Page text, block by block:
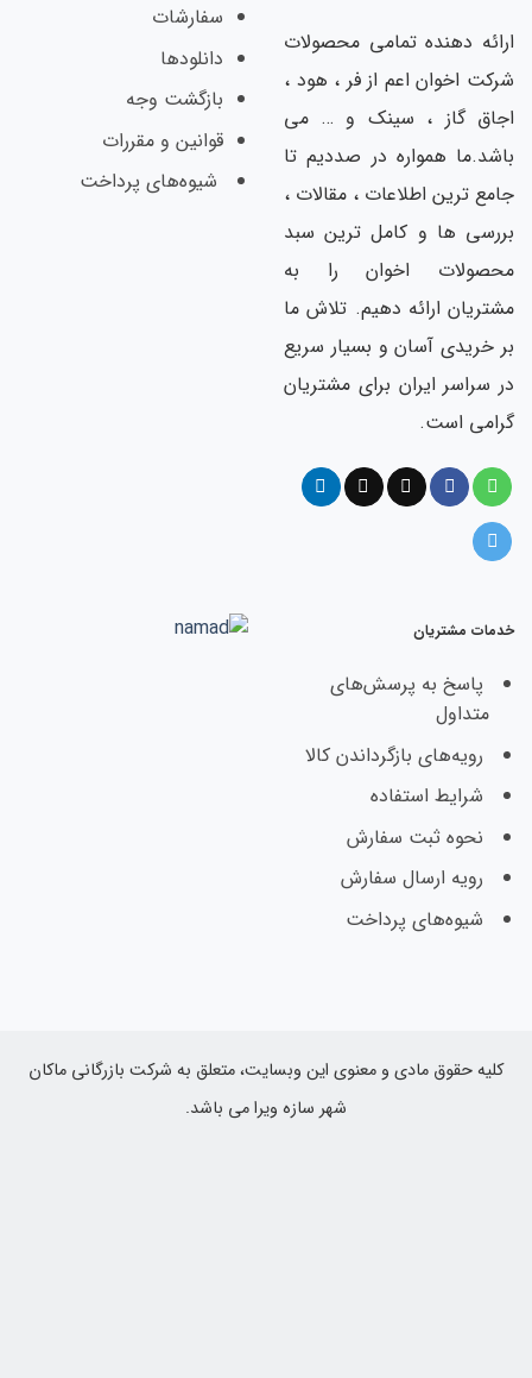
تمامی محصولات
اعم از فر ، هود ،
، سینک و … می
در صددیم تا
اطلاعات ، مقالات ،
و کامل ترین سبد
اخوان را به
ارائه دهیم. تلاش ما
آسان و بسیار سریع
ایران برای مشتریان
سفارشات
دانلودها
بازگشت وجه
قوانین و مقررات
شیوه‌های پرداخت
به پرسش‌های
بازگرداندن کالا
استفاده
ثبت سفارش
ارسال سفارش
پرداخت
مادی و معنوی این وبسایت، متعلق به شرکت بازرگانی ماکان
شهر سازه ویرا می باشد.